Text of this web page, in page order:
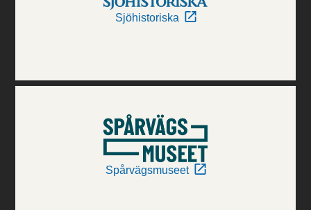
Sjöhistoriska
Spårvägsmuseet